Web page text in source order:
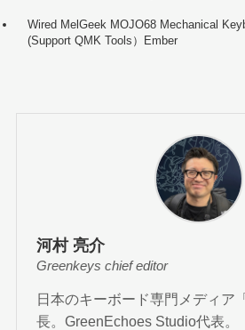
Wired MelGeek MOJO68 Mechanical
(Support QMK Tools）Ember
河村 亮介
Greenkeys chief editor
日本のキーボード専門メディア
長。GreenEchoes Studio代表。